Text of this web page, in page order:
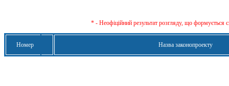
* - Неофіційний результат розгляду, що формується
Номер Назва законопроекту